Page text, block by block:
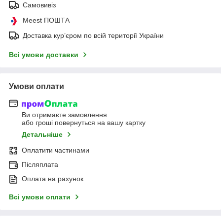
Самовивіз
Meest ПОШТА
Доставка кур’єром по всій території України
Всі умови доставки
Умови оплати
Ви отримаєте замовлення
або гроші повернуться на вашу картку
Детальніше
Оплатити частинами
Післяплата
Оплата на рахунок
Всі умови оплати